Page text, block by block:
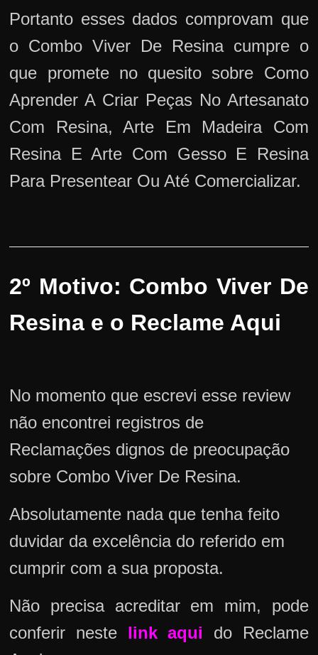
Portanto esses dados comprovam que
o Combo Viver De Resina cumpre o
que promete no quesito sobre Como
Aprender A Criar Peças No Artesanato
Com Resina, Arte Em Madeira Com
Resina E Arte Com Gesso E Resina
Para Presentear Ou Até Comercializar.
2º Motivo: Combo Viver De
Resina e o Reclame Aqui
No momento que escrevi esse review
não encontrei registros de
Reclamações dignos de preocupação
sobre Combo Viver De Resina.
Absolutamente nada que tenha feito
duvidar da excelência do referido em
cumprir com a sua proposta.
Não precisa acreditar em mim, pode
conferir neste link aqui
do Reclame